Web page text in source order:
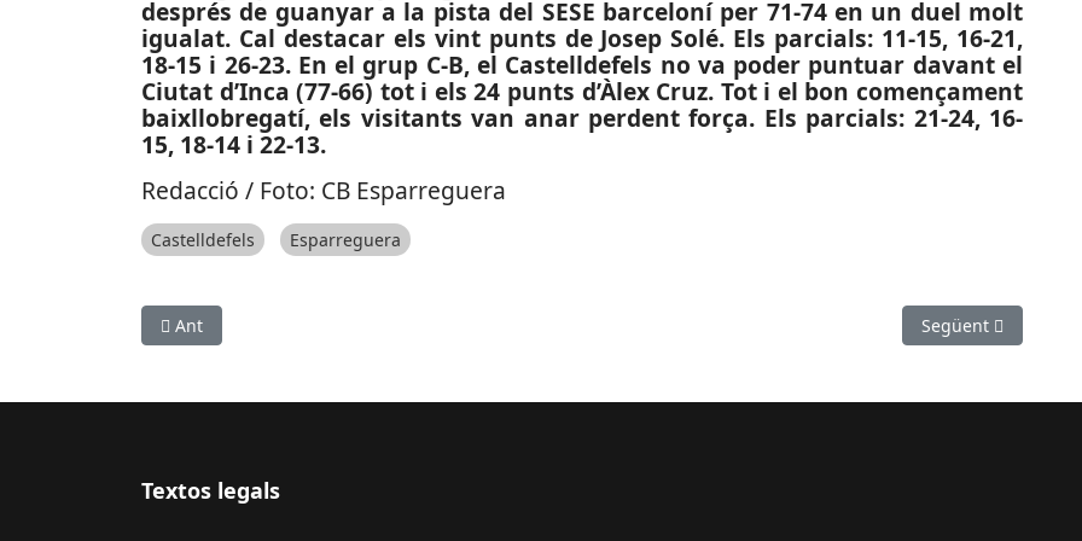
després de guanyar a la pista del SESE barceloní per 71-74 en un duel molt
igualat. Cal destacar els vint punts de Josep Solé. Els parcials: 11-15, 16-21,
18-15 i 26-23. En el grup C-B, el Castelldefels no va poder puntuar davant el
Ciutat d’Inca (77-66) tot i els 24 punts d’Àlex Cruz. Tot i el bon començament
baixllobregatí, els visitants van anar perdent força. Els parcials: 21-24, 16-
15, 18-14 i 22-13.
Redacció / Foto: CB Esparreguera
Castelldefels Esparreguera
Article anterior: ESPORTS (VOLEIBOL, SUPERLLIGA 2 FEM.): Doble victòria en una jornada rodona
Ant Article següent:
Següent
Textos legals